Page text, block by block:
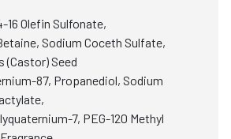
16 Olefin Sulfonate,
Sodium Coceth Sulfate,
(Castor) Seed
87, Propanediol, Sodium
7, PEG-120 Methyl